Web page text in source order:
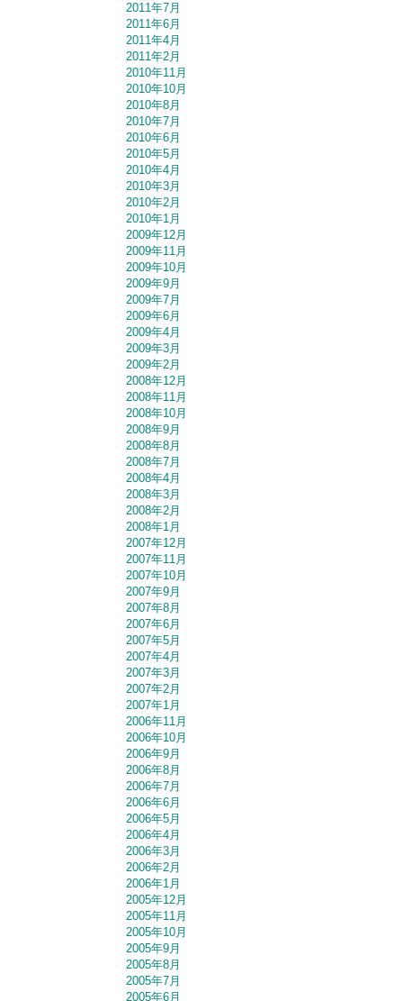
2011年7月
2011年6月
2011年4月
2011年2月
2010年11月
2010年10月
2010年8月
2010年7月
2010年6月
2010年5月
2010年4月
2010年3月
2010年2月
2010年1月
2009年12月
2009年11月
2009年10月
2009年9月
2009年7月
2009年6月
2009年4月
2009年3月
2009年2月
2008年12月
2008年11月
2008年10月
2008年9月
2008年8月
2008年7月
2008年4月
2008年3月
2008年2月
2008年1月
2007年12月
2007年11月
2007年10月
2007年9月
2007年8月
2007年6月
2007年5月
2007年4月
2007年3月
2007年2月
2007年1月
2006年11月
2006年10月
2006年9月
2006年8月
2006年7月
2006年6月
2006年5月
2006年4月
2006年3月
2006年2月
2006年1月
2005年12月
2005年11月
2005年10月
2005年9月
2005年8月
2005年7月
2005年6月